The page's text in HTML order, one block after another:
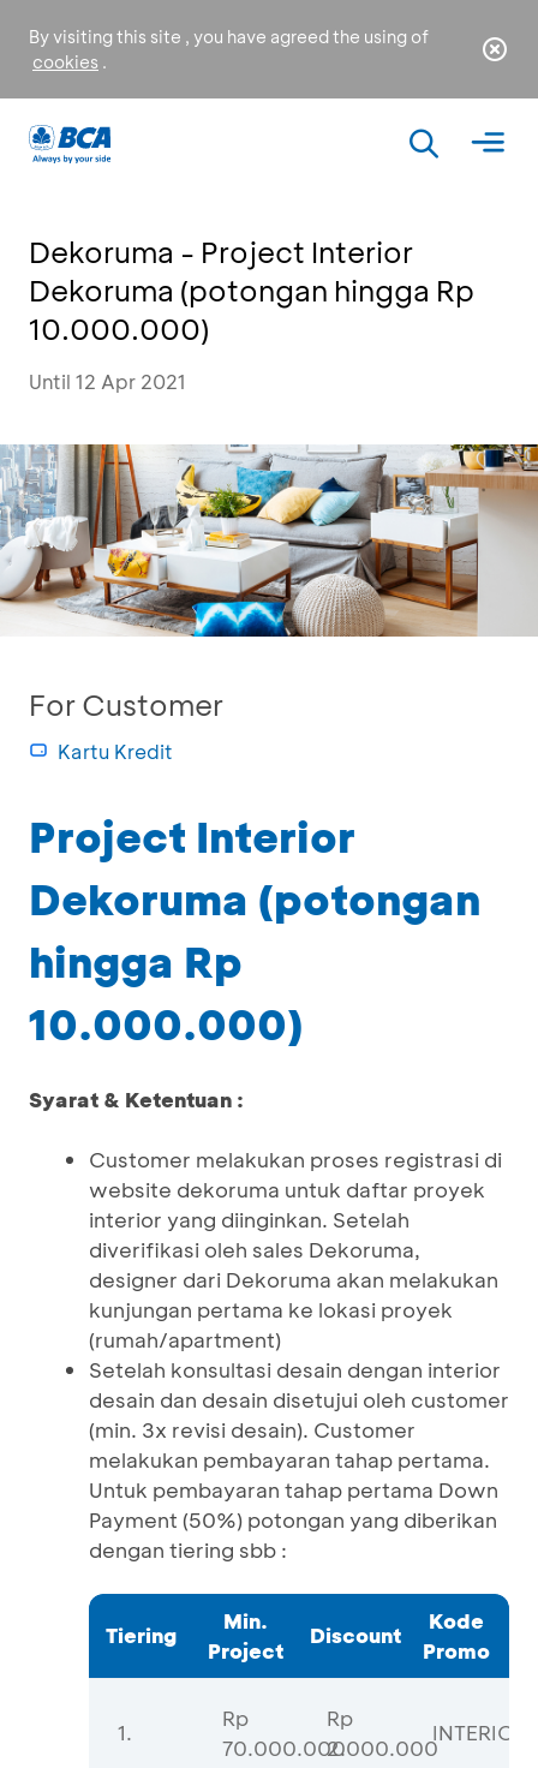
By visiting this site , you have agreed the using of
cookies .
Dekoruma - Project Interior
Dekoruma (potongan hingga Rp
10.000.000)
Until 12 Apr 2021
For Customer
Kartu Kredit
Project Interior
Dekoruma (potongan
hingga Rp
10.000.000)
Syarat & Ketentuan :
Customer melakukan proses registrasi di
website dekoruma untuk daftar proyek
interior yang diinginkan. Setelah
diverifikasi oleh sales Dekoruma,
designer dari Dekoruma akan melakukan
kunjungan pertama ke lokasi proyek
(rumah/apartment)
Setelah konsultasi desain dengan interior
desain dan desain disetujui oleh customer
(min. 3x revisi desain). Customer
melakukan pembayaran tahap pertama.
Untuk pembayaran tahap pertama Down
Payment (50%) potongan yang diberikan
dengan tiering sbb :
Tiering
Min.
Project
Discount
Kode
Promo
1.
Rp
70.000.000
Rp
2.000.000